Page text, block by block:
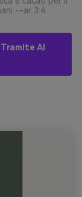
--ar 3:4
AI